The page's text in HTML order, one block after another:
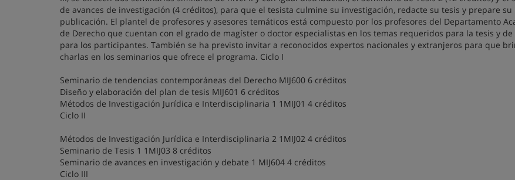
de avances de investigación (4 créditos), para que el tesista culmine su investigación, redacte su tesis y prepare su
publicación. El plantel de profesores y asesores temáticos está compuesto por los profesores del Departamento
de Derecho que cuentan con el grado de magíster o doctor especialistas en los temas requeridos para la tesis y
para los participantes. También se ha previsto invitar a reconocidos expertos nacionales y extranjeros para que
charlas en los seminarios que ofrece el programa. Ciclo I
Seminario de tendencias contemporáneas del Derecho MIJ600 6 créditos
Diseño y elaboración del plan de tesis MIJ601 6 créditos
Métodos de Investigación Jurídica e Interdisciplinaria 1 1MIJ01 4 créditos
Ciclo II
Métodos de Investigación Jurídica e Interdisciplinaria 2 1MIJ02 4 créditos
Seminario de Tesis 1 1MIJ03 8 créditos
Seminario de avances en investigación y debate 1 MIJ604 4 créditos
Ciclo III